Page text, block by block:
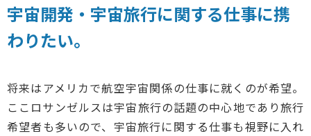
宇宙開発・宇宙旅行に関する仕事に携
わりたい。
将来はアメリカで航空宇宙関係の仕事に就くのが希望。
ここロサンゼルスは宇宙旅行の話題の中心地であり旅行
希望者も多いので、宇宙旅行に関する仕事も視野に入れ